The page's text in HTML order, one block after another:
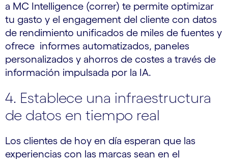
a MC Intelligence (correr) te permite optimizar
tu gasto y el engagement del cliente con datos
de rendimiento unificados de miles de fuentes y
ofrece informes automatizados, paneles
personalizados y ahorros de costes a través de
información impulsada por la IA.
4. Establece una infraestructura
de datos en tiempo real
Los clientes de hoy en día esperan que las
experiencias con las marcas sean en el